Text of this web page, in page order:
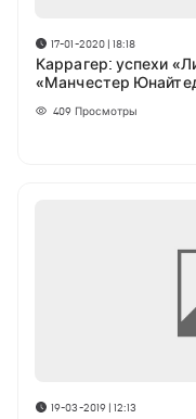
17-01-2020 | 18:18
Каррагер: успехи
«Манчестер
409 Просмотры
19-03-2019 | 12:13